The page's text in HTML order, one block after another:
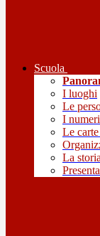
Scuola
I luoghi
Le
I
Le
La storia